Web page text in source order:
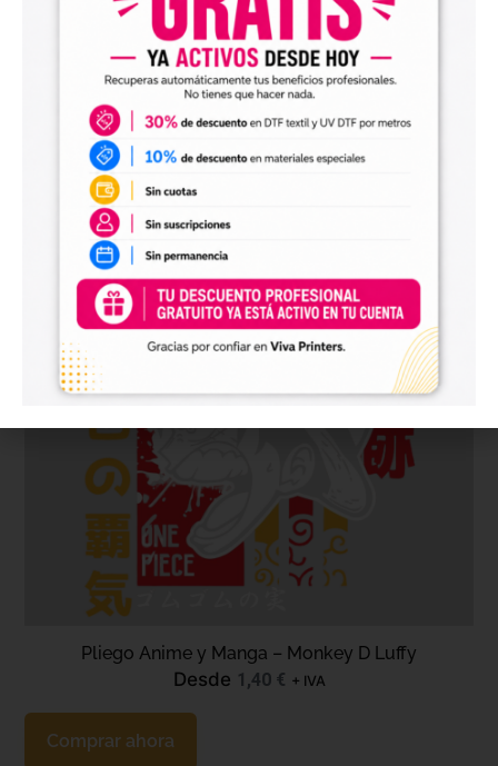
Desde 1,40
Comprar ahora
Pliego Anime y Manga – Monkey D Luffy
Desde 1,40 € + IVA
Comprar ahora